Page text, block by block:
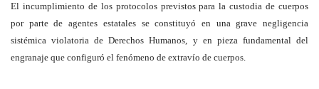
El incumplimiento de los protocolos previstos para la custodia de cuerpos
por parte de agentes estatales se constituyó en una grave negligencia
sistémica violatoria de Derechos Humanos, y en pieza fundamental del
engranaje que configuró el fenómeno de extravío de cuerpos.